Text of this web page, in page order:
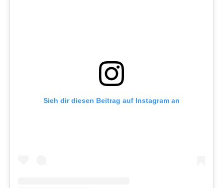
Sieh dir diesen Beitrag auf Instagram an